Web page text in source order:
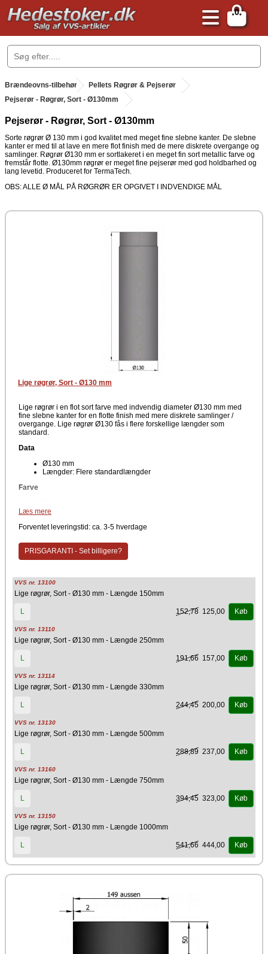
0
.
Brændeovns-tilbehør . Pellets Røgrør & Pejserør
Pejserør - Røgrør, Sort - Ø130mm
Pejserør - Røgrør, Sort - Ø130mm
Sorte røgrør Ø 130 mm i god kvalitet med meget fine slebne kanter. De slebne
kanter er med til at lave en mere flot finish med de mere diskrete overgange og
samlinger. Røgrør Ø130 mm er sortlakeret i en meget fin sort metallic farve og
fremstår flotte. Ø130mm røgrør er meget fine pejserør med god holdbarhed og
lang levetid. Produceret for TermaTech.
OBS: ALLE Ø MÅL PÅ RØGRØR ER OPGIVET I INDVENDIGE MÅL
Lige røgrør, Sort - Ø130 mm
Lige røgrør i en flot sort farve med indvendig diameter Ø130 mm med
fine slebne kanter for en flotte finish med mere diskrete samlinger /
overgange. Lige røgrør Ø130 fås i flere forskellige længder som
standard.
Data
Ø130 mm
Længder: Flere standardlængder
Farve
Læs mere
Forventet leveringstid: ca. 3-5 hverdage
PRISGARANTI - Set billigere?
VVS nr. 13100
Lige røgrør, Sort - Ø130 mm - Længde 150mm
L 152,78 125,00 Køb
VVS nr. 13110
Lige røgrør, Sort - Ø130 mm - Længde 250mm
L 191,66 157,00 Køb
VVS nr. 13114
Lige røgrør, Sort - Ø130 mm - Længde 330mm
L 244,45 200,00 Køb
VVS nr. 13130
Lige røgrør, Sort - Ø130 mm - Længde 500mm
L 288,89 237,00 Køb
VVS nr. 13160
Lige røgrør, Sort - Ø130 mm - Længde 750mm
L 394,45 323,00 Køb
VVS nr. 13150
Lige røgrør, Sort - Ø130 mm - Længde 1000mm
L 541,66 444,00 Køb